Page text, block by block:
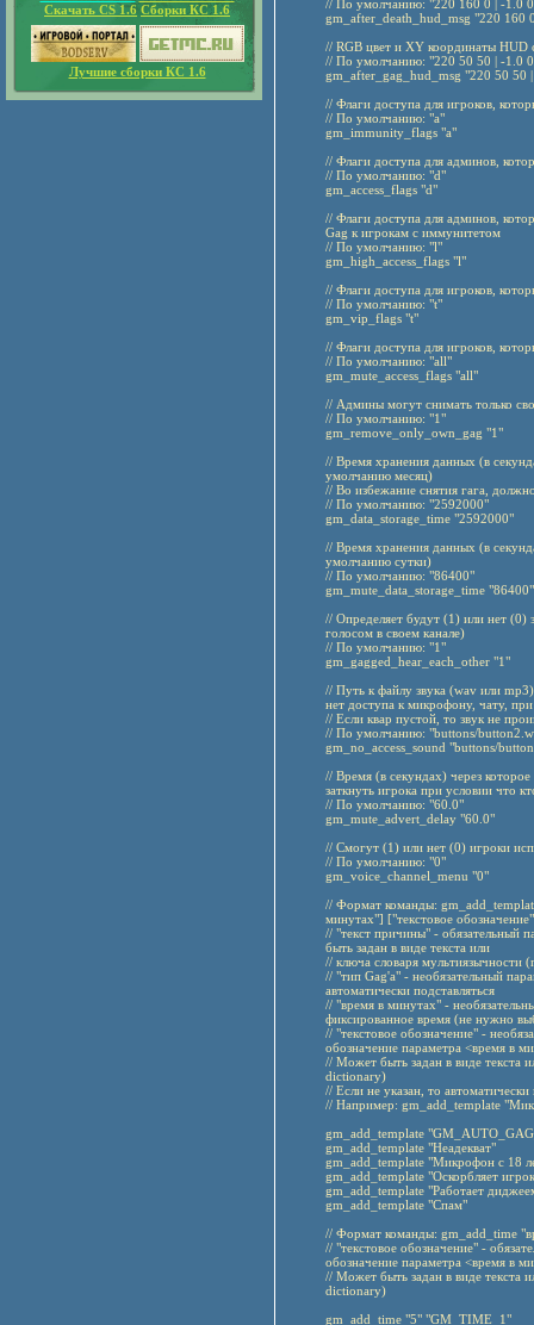
// По умолчанию: "220 160 0 | -1.0
gm_after_death_hud_msg "220 160
// RGB цвет и XY координаты
// По умолчанию: "220 50 50 | -1.0
gm_after_gag_hud_msg "220 50 50
// Флаги доступа для игроков,
// По умолчанию: "a"
gm_immunity_flags "a"
// Флаги доступа для админов,
// По умолчанию: "d"
gm_access_flags "d"
// Флаги доступа для админов,
Gag к игрокам с иммунитетом
// По умолчанию: "l"
gm_high_access_flags "l"
// Флаги доступа для игроков,
// По умолчанию: "t"
gm_vip_flags "t"
// Флаги доступа для игроков,
// По умолчанию: "all"
gm_mute_access_flags "all"
// Админы могут снимать только
// По умолчанию: "1"
gm_remove_only_own_gag "1"
// Время хранения данных (в
умолчанию месяц)
// Во избежание снятия гага,
// По умолчанию: "2592000"
gm_data_storage_time "2592000"
// Время хранения данных (в
умолчанию сутки)
// По умолчанию: "86400"
gm_mute_data_storage_time "86400"
// Определяет будут (1) или нет (0)
голосом в своем канале)
// По умолчанию: "1"
gm_gagged_hear_each_other "1"
// Путь к файлу звука (wav или
нет доступа к микрофону, чату,
// Если квар пустой, то звук не
// По умолчанию: "buttons/
gm_no_access_sound "buttons/
// Время (в секундах) через
заткнуть игрока при условии что
// По умолчанию: "60.0"
gm_mute_advert_delay "60.0"
// Смогут (1) или нет (0) игроки
// По умолчанию: "0"
gm_voice_channel_menu "0"
// Формат команды:
минутах"] ["текстовое
// "текст причины" - обязательный
быть задан в виде текста или
// ключа словаря мультиязычности
// "тип Gag'а" - необязательный
автоматически подставляться
// "время в минутах" -
фиксированное время (не нужно
// "текстовое обозначение" -
обозначение параметра <время в
// Может быть задан в виде текста
dictionary)
// Если не указан, то
// Например: gm_add_template
gm_add_template
gm_add_template "Неадекват"
gm_add_template "Микрофон с 18
gm_add_template "Оскорбляет
gm_add_template "Работает
gm_add_template "Спам"
// Формат команды: gm_add_time
// "текстовое обозначение" -
обозначение параметра <время в
// Может быть задан в виде текста
dictionary)
gm_add_time "5" "GM_TIME_1"
Скачать CS 1.6 Сборки КС 1.6
Лучшие сборки КС 1.6